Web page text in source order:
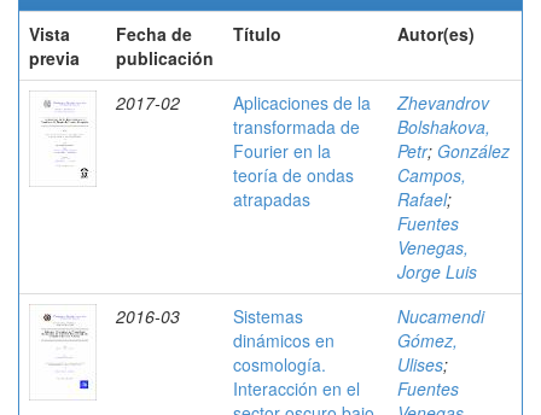
Vista
previa
Fecha de
publicación
Título Autor(es)
2017-02
Aplicaciones de la
transformada de
Fourier en la
teoría de ondas
atrapadas
Zhevandrov
Bolshakova,
Petr; González
Campos,
Rafael;
Fuentes
Venegas,
Jorge Luis
2016-03
Sistemas
dinámicos en
cosmología.
Interacción en el
Nucamendi
Gómez,
Ulises;
Fuentes